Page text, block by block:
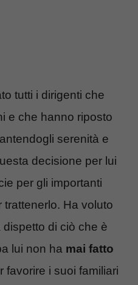
tutti i dirigenti che
e che hanno riposto
serenità e
decisione per lui
per gli importanti
trattenerlo. Ha voluto
di ciò che è
lui non ha mai fatto
favorire i suoi familiari